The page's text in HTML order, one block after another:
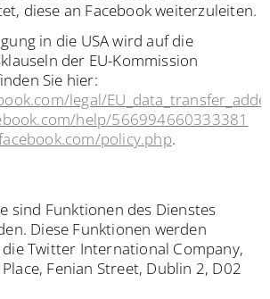
diese an Facebook weiterzuleiten.
in die USA wird auf die
der EU-Kommission
Sie hier:
legal/
help/566994660333381
policy.php.
sind Funktionen des Dienstes
Diese Funktionen werden
Twitter International Company,
Fenian Street, Dublin 2, D02